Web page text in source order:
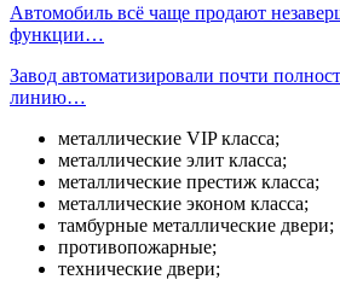
Автомобиль всё чаще продают
функции…
Завод автоматизировали почти
линию…
металлические VIP класса;
металлические элит класса;
металлические престиж класса;
металлические эконом класса;
тамбурные металлические двери;
противопожарные;
технические двери;